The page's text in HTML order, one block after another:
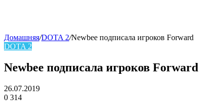
skin
Домашняя/DOTA 2/Newbee подписала игроков Forward
DOTA 2
Newbee подписала игроков Forward
26.07.2019
0 314